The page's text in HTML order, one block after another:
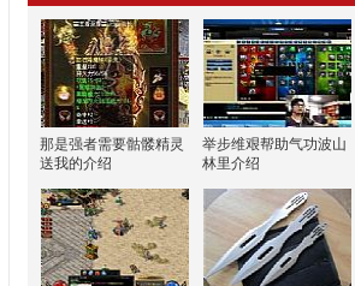
那是强者需要骷髅精灵
送我的介绍
举步维艰帮助气功波山
林里介绍